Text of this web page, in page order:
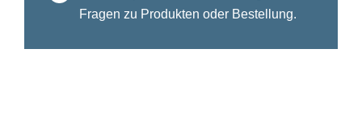
Fragen zu Produkten oder Bestellung.